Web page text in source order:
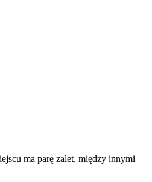
ma parę zalet, między innymi